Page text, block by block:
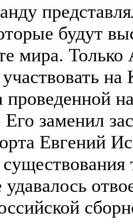
будут
мира. Только
на
проведенной
Его заменил
Евгений